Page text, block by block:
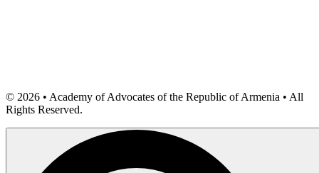
© 2026 • Academy of Advocates of the Republic of Armenia • All
Rights Reserved.